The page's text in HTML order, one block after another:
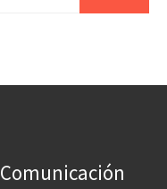
Comunicación